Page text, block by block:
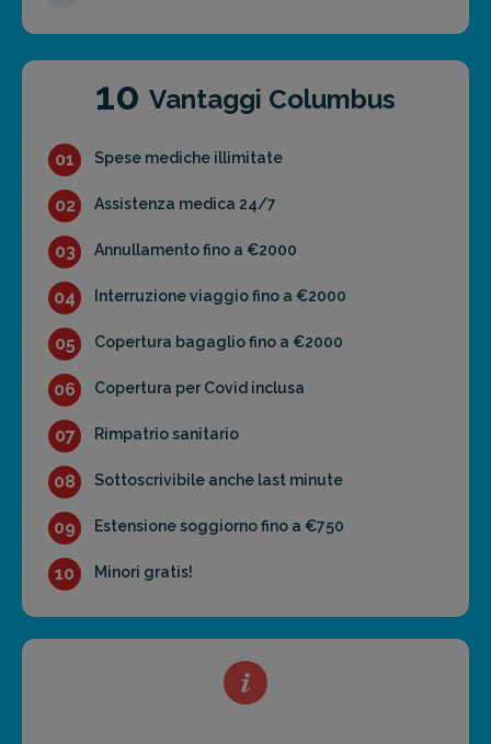
10 Vantaggi Columbus
01 Spese mediche illimitate
02 Assistenza medica 24/7
03 Annullamento fino a €2000
04 Interruzione viaggio fino a €2000
05 Copertura bagaglio fino a €2000
06 Copertura per Covid inclusa
07 Rimpatrio sanitario
08 Sottoscrivibile anche last minute
09 Estensione soggiorno fino a €750
10 Minori gratis!